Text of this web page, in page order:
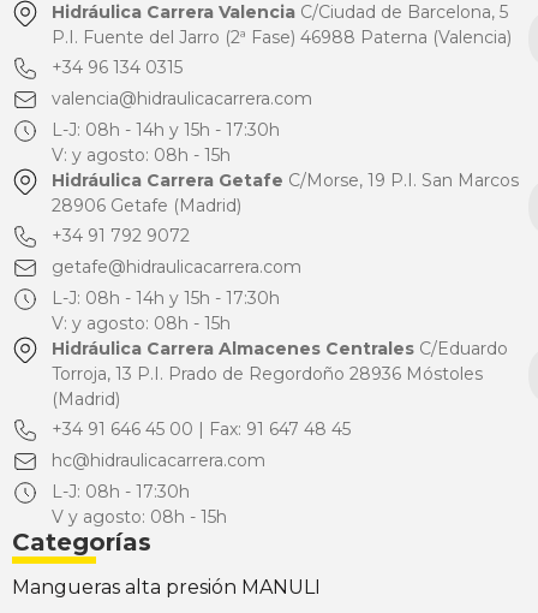
Hidráulica Carrera ValenciaC/Ciudad de Barcelona, 5
P.I. Fuente del Jarro (2ª Fase) 46988 Paterna (Valencia)
+34 96 134 0315
valencia@hidraulicacarrera.com
L-J: 08h - 14h y 15h - 17:30h
V: y agosto: 08h - 15h
Hidráulica Carrera Getafe C/Morse, 19 P.I. San Marcos
28906 Getafe (Madrid)
+34 91 792 9072
getafe@hidraulicacarrera.com
L-J: 08h - 14h y 15h - 17:30h
V: y agosto: 08h - 15h
Hidráulica Carrera Almacenes CentralesC/Eduardo
Torroja, 13 P.I. Prado de Regordoño 28936 Móstoles
(Madrid)
+34 91 646 45 00 | Fax: 91 647 48 45
hc@hidraulicacarrera.com
L-J: 08h - 17:30h
V y agosto: 08h - 15h
Categorías
Mangueras alta presión MANULI